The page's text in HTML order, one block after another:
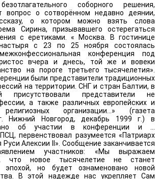
соборного решения,
вопрос о сотворённом недавно деянии,
о котором можно взять слова
Сирина, призывавшего остерегаться
с еретиками. « Москва. В гостинице
с 23 по 25 ноября состоялась
конференция под
вчера и днесь, той же и вовеки
на пороге третьего тысячелетия».
были представители традиционных
на территории. СНГ и стран Балтии, в
присутствовали представители не
а также различных европейских и
организации...» (газета
Нижний Новгород, декабрь 1999 г.) в
об участии в конференции и ...
первенствовал разумеется «Патриарх
Алексии II». Сообщение заканчивается
участников: «Мы выражаем
новое тысячелетие не станет
эпохой, но будет ознаменовано новой
В этой надежде нас укрепляет Сам